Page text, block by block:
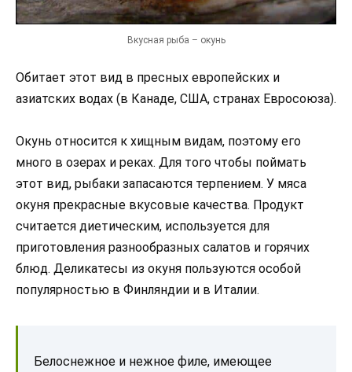
Вкусная рыба – окунь
Обитает этот вид в пресных европейских и
азиатских водах (в Канаде, США, странах Евросоюза).
Окунь относится к хищным видам, поэтому его
много в озерах и реках. Для того чтобы поймать
этот вид, рыбаки запасаются терпением. У мяса
окуня прекрасные вкусовые качества. Продукт
считается диетическим, используется для
приготовления разнообразных салатов и горячих
блюд. Деликатесы из окуня пользуются особой
популярностью в Финляндии и в Италии.
Белоснежное и нежное филе, имеющее